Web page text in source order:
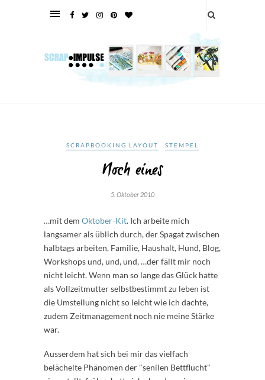
SCRAPBOOKING LAYOUT STEMPEL
Noch eines
5. Oktober 2010
…mit dem Oktober-Kit. Ich arbeite mich
langsamer als üblich durch, der Spagat zwischen
halbtags arbeiten, Familie, Haushalt, Hund, Blog,
Workshops und, und, und, …der fällt mir noch
nicht leicht. Wenn man so lange das Glück hatte
als Vollzeitmutter selbstbestimmt zu leben ist
die Umstellung nicht so leicht wie ich dachte,
zudem Zeitmanagement noch nie meine Stärke
war.
Ausserdem hat sich bei mir das vielfach
belächelte Phänomen der "senilen Bettflucht"